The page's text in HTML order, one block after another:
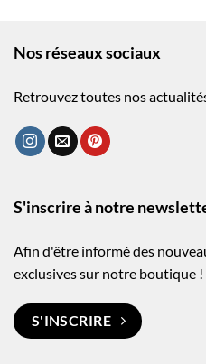
Nos réseaux sociaux
Retrouvez toutes nos
S'inscrire à notre
Afin d'être informé des
exclusives sur notre boutique !
S'INSCRIRE